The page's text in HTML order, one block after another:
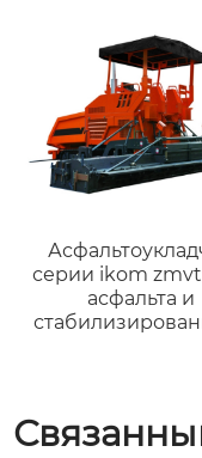
серии ikom zmvt
асфальта и